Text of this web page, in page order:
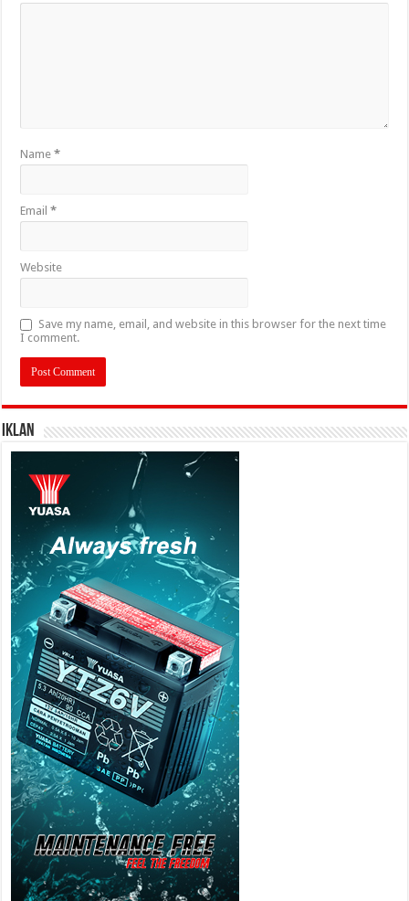
Name*
Email*
Website
Save my name, email, and website in this browser for the next time
I comment.
IKLAN